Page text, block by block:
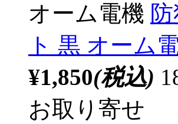
オーム電機
ト 黒 オーム
¥1,850(税込)
お取り寄せ